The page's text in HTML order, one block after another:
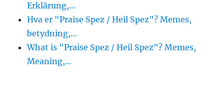
Erklärung,…
Hva er "Praise Spez / Heil Spez"? Memes,
betydning,…
What is "Praise Spez / Heil Spez"? Memes,
Meaning,…